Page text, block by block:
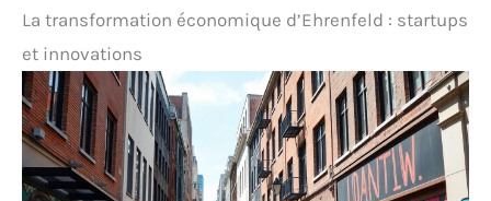
La transformation économique d’Ehrenfeld : startups
et innovations